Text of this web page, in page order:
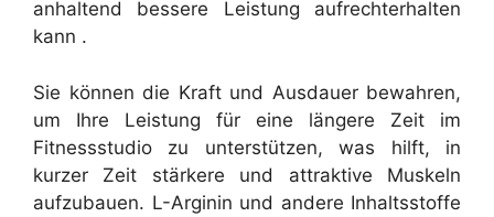
anhaltend bessere Leistung aufrechterhalten
kann .
Sie können die Kraft und Ausdauer bewahren,
um Ihre Leistung für eine längere Zeit im
Fitnessstudio zu unterstützen, was hilft, in
kurzer Zeit stärkere und attraktive Muskeln
aufzubauen. L-Arginin und andere Inhaltsstoffe